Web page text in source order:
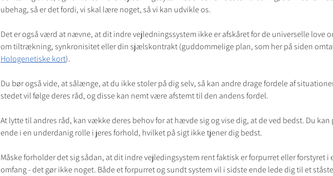
ubehag, så er det fordi, vi skal lære noget, så vi kan udvikle os.
Det er også værd at nævne, at dit indre vejledningssystem ikke er afskåret for de universelle love
om tiltrækning, synkronisitet eller din sjælskontrakt (guddommelige plan, som her på siden
Hologenetiske kort).
Du bør også vide, at sålænge, at du ikke stoler på dig selv, så kan andre drage fordele af
stedet vil følge deres råd, og disse kan nemt være afstemt til den andens fordel.
At lytte til andres råd, kan vække deres behov for at hævde sig og vise dig, at de ved bedst. Du kan
ende i en underdanig rolle i jeres forhold, hvilket på sigt ikke tjener dig bedst.
Måske forholder det sig sådan, at dit indre vejledingsystem rent faktisk er forpurret eller forstyret i
omfang - det gør ikke noget. Både et forpurret og sundt system vil i sidste ende lede dig til et